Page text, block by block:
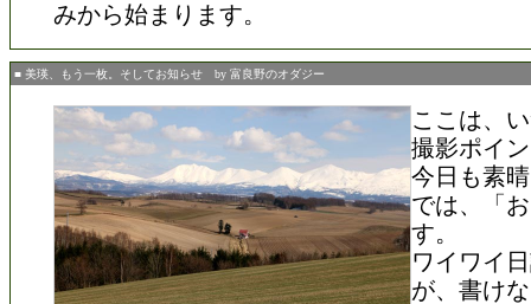
みから始まります。
■ 美瑛、もう一枚。そしてお知らせ by 富良野のオダジー
ここは、
撮影ポイ
今日も素
では、「
す。
ワイワイ
が、書け